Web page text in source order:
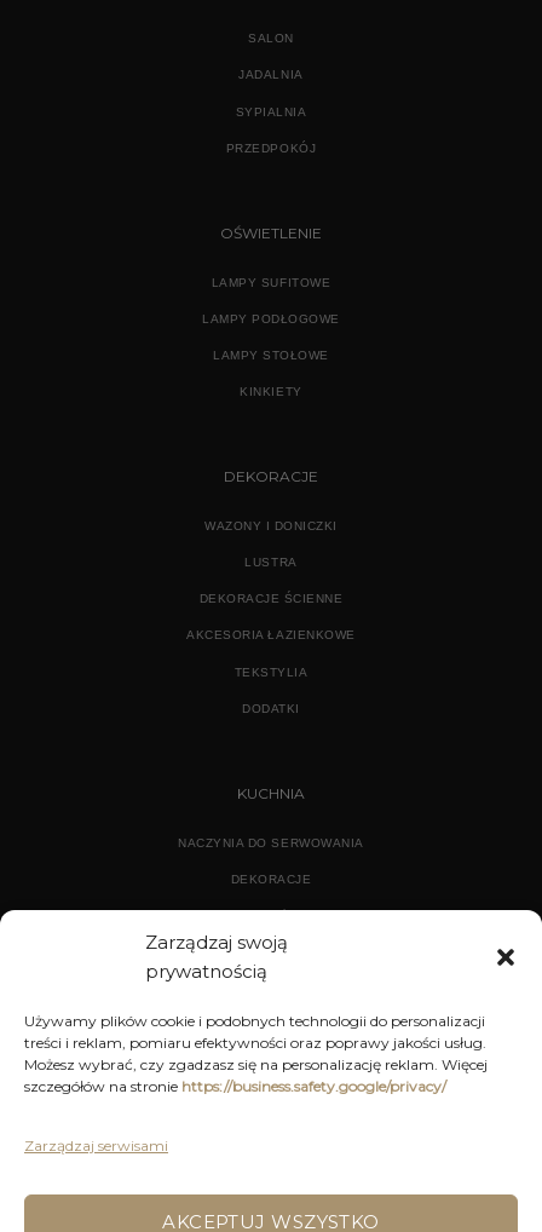
Zarządzaj swoją
prywatnością
Używamy plików cookie i podobnych technologii do personalizacji
treści i reklam, pomiaru efektywności oraz poprawy jakości usług.
Możesz wybrać, czy zgadzasz się na personalizację reklam. Więcej
szczegółów na stronie https://business.safety.google/privacy/
Zarządzaj serwisami
AKCEPTUJ WSZYSTKO
SALON
JADALNIA
SYPIALNIA
PRZEDPOKÓJ
OŚWIETLENIE
LAMPY SUFITOWE
LAMPY PODŁOGOWE
LAMPY STOŁOWE
KINKIETY
DEKORACJE
WAZONY I DONICZKI
LUSTRA
DEKORACJE ŚCIENNE
AKCESORIA ŁAZIENKOWE
TEKSTYLIA
DODATKI
KUCHNIA
NACZYNIA DO SERWOWANIA
DEKORACJE
DEKORACJE
KUCHNIA